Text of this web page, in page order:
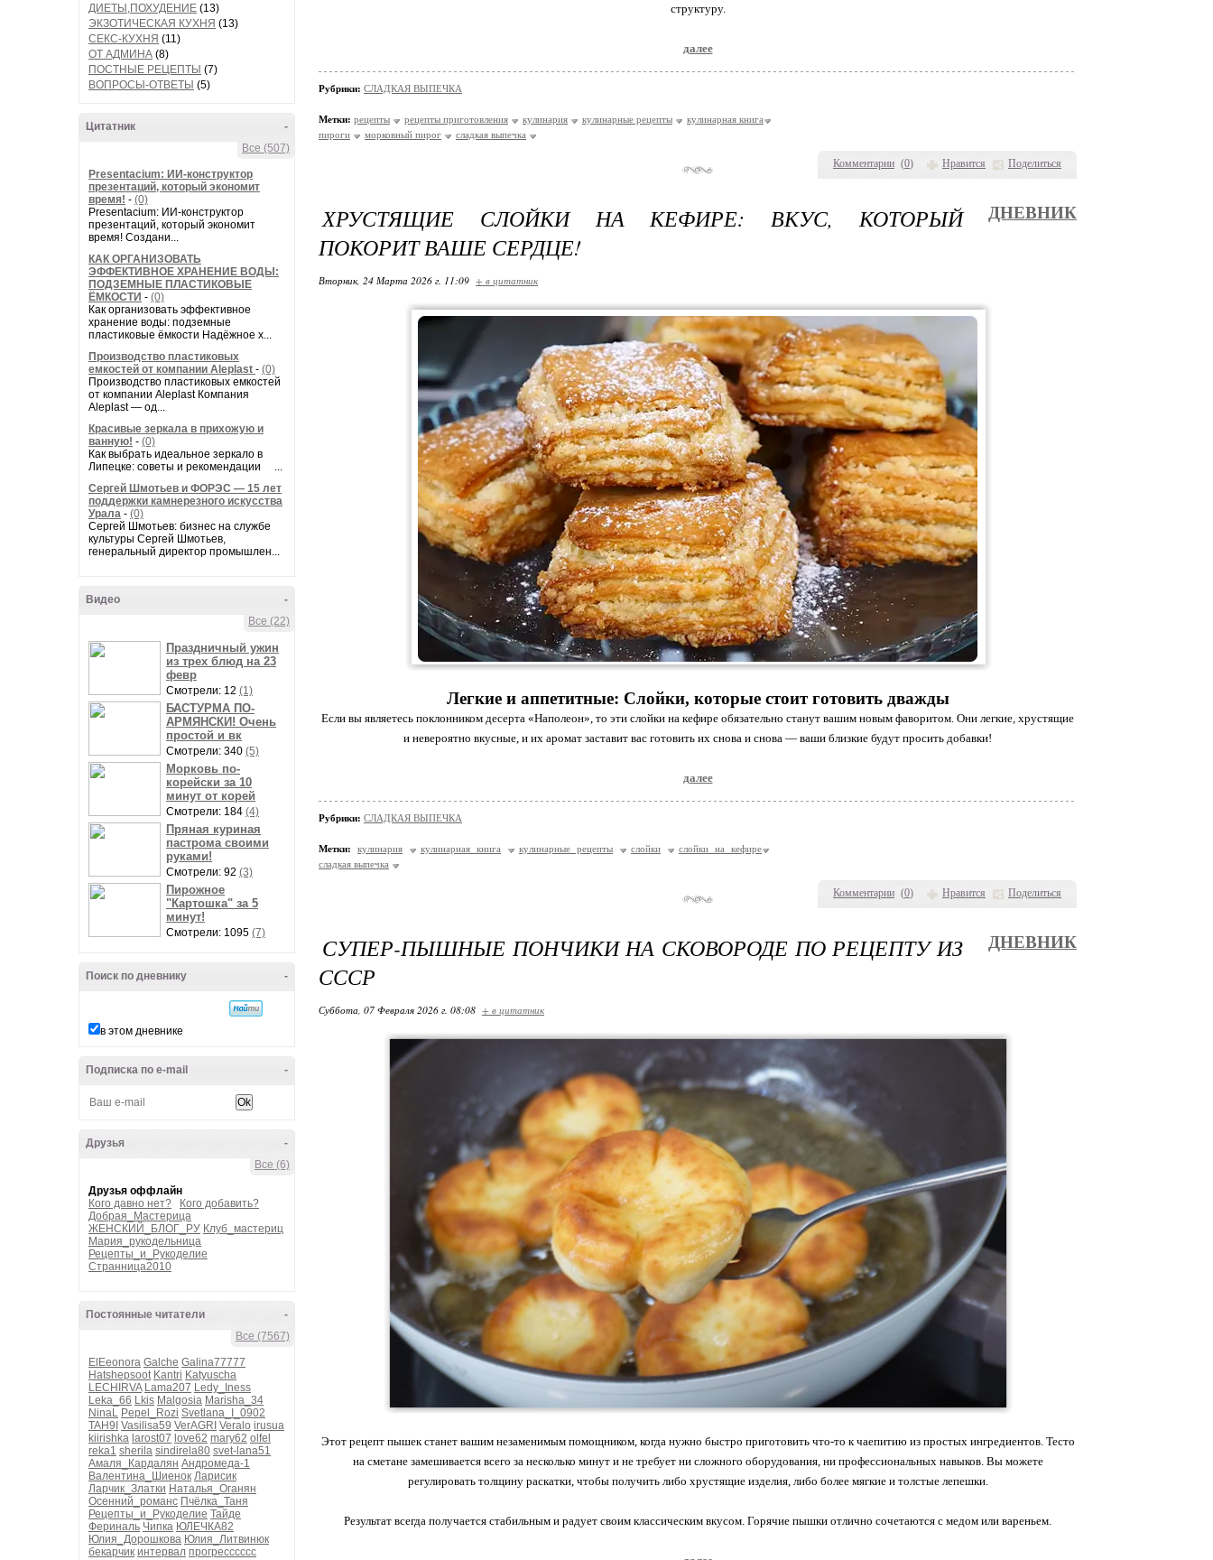
ДИЕТЫ,ПОХУДЕНИЕ (13)
ЭКЗОТИЧЕСКАЯ КУХНЯ (13)
СЕКС-КУХНЯ (11)
ОТ АДМИНА (8)
ПОСТНЫЕ РЕЦЕПТЫ (7)
ВОПРОСЫ-ОТВЕТЫ (5)
-
Цитатник
Все (507)
Presentacium: ИИ‑конструктор
презентаций, который экономит
время! - (0)
Presentacium: ИИ‑конструктор
презентаций, который экономит
время! Создани...
КАК ОРГАНИЗОВАТЬ
ЭФФЕКТИВНОЕ ХРАНЕНИЕ ВОДЫ:
ПОДЗЕМНЫЕ ПЛАСТИКОВЫЕ
ЁМКОСТИ - (0)
Как организовать эффективное
хранение воды: подземные
пластиковые ёмкости Надёжное х...
Производство пластиковых
емкостей от компании Aleplast - (0)
Производство пластиковых емкостей
от компании Aleplast Компания
Aleplast — од...
Красивые зеркала в прихожую и
ванную! - (0)
Как выбрать идеальное зеркало в
Липецке: советы и рекомендации ...
Сергей Шмотьев и ФОРЭС — 15 лет
поддержки камнерезного искусства
Урала - (0)
Сергей Шмотьев: бизнес на службе
культуры Сергей Шмотьев,
генеральный директор промышлен...
-
Видео
Все (22)
Праздничный ужин
из трех блюд на 23
февр
Смотрели: 12 (1)
БАСТУРМА ПО-
АРМЯНСКИ! Очень
простой и вк
Смотрели: 340 (5)
Морковь по-
корейски за 10
минут от корей
Смотрели: 184 (4)
Пряная куриная
пастрома своими
руками!
Смотрели: 92 (3)
Пирожное
"Картошка" за 5
минут!
Смотрели: 1095 (7)
-
Поиск по дневнику
в этом дневнике
-
Подписка по e-mail
-
Друзья
Все (6)
Друзья оффлайн
Кого давно нет?
Кого добавить?
Добрая_Мастерица
ЖЕНСКИЙ_БЛОГ_РУ Клуб_мастериц
Мария_рукодельница
Рецепты_и_Рукоделие
Странница2010
-
Постоянные читатели
Все (7567)
ElEeonora Galche Galina77777
Hatshepsoot Kantri Katyuscha
LECHIRVA Lama207 Ledy_Iness
Leka_66 Lkis Malgosia Marisha_34
NinaL Pepel_Rozi Svetlana_I_0902
TAH9I Vasilisa59 VerAGRI Veralo irusua
kiirishka larost07 love62 mary62 olfel
reka1 sherila sindirela80 svet-lana51
Амаля_Кардалян Андромеда-1
Валентина_Шиенок Ларисик
Ларчик_Златки Наталья_Оганян
Осенний_романс Пчёлка_Таня
Рецепты_и_Рукоделие Тайде
Фериналь Чипка ЮЛЕЧКА82
Юлия_Дорошкова Юлия_Литвинюк
бекарчик интервал прогресссссс
Комментарии (0) Нравится Поделиться
структуру.
далее
Рубрики: СЛАДКАЯ ВЫПЕЧКА
Метки: рецепты рецепты приготовления кулинария кулинарные рецепты
кулинарная книга
пироги
морковный пирог сладкая выпечка
Комментарии (0) Нравится Поделиться
ХРУСТЯЩИЕ СЛОЙКИ НА КЕФИРЕ: ВКУС, КОТОРЫЙ
ПОКОРИТ ВАШЕ СЕРДЦЕ!
ДНЕВНИК
Вторник, 24 Марта 2026 г. 11:09 + в цитатник
Легкие и аппетитные: Слойки, которые стоит готовить дважды
Если вы являетесь поклонником десерта «Наполеон», то эти слойки на кефире обязательно станут вашим новым фаворитом. Они легкие, хрустящие
и невероятно вкусные, и их аромат заставит вас готовить их снова и снова — ваши близкие будут просить добавки!
далее
Рубрики: СЛАДКАЯ ВЫПЕЧКА
Метки: кулинария кулинарная книга кулинарные рецепты слойки
слойки на кефире
сладкая выпечка
СУПЕР-ПЫШНЫЕ ПОНЧИКИ НА СКОВОРОДЕ ПО РЕЦЕПТУ ИЗ
СССР
ДНЕВНИК
Суббота, 07 Февраля 2026 г. 08:08 + в цитатник
Этот рецепт пышек станет вашим незаменимым помощником, когда нужно быстро приготовить что-то к чаепитию из простых ингредиентов. Тесто
на сметане замешивается всего за несколько минут и не требует ни сложного оборудования, ни профессиональных навыков. Вы можете
регулировать толщину раскатки, чтобы получить либо хрустящие изделия, либо более мягкие и толстые лепешки.
Результат всегда получается стабильным и радует своим классическим вкусом. Горячие пышки отлично сочетаются с медом или вареньем.